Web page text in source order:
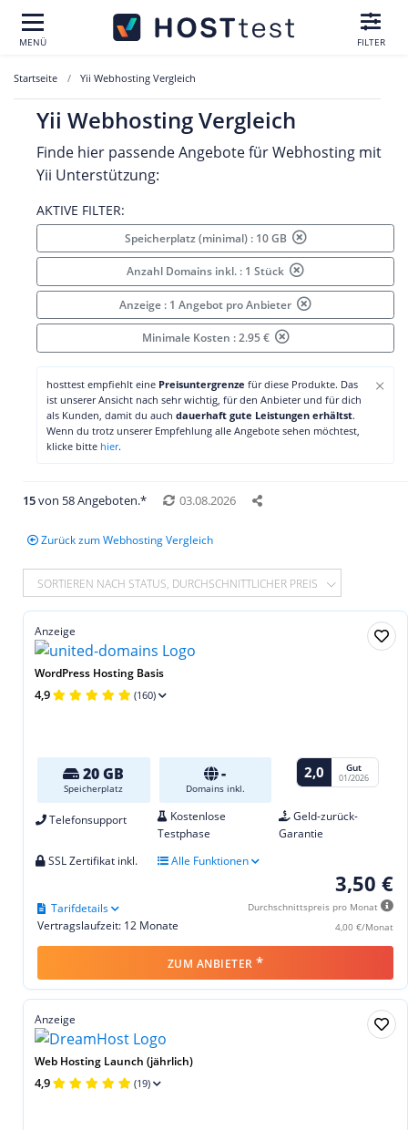
MENÜ FILTER
Startseite Yii Webhosting Vergleich
Yii Webhosting Vergleich
Finde hier passende Angebote für Webhosting mit
Yii Unterstützung:
AKTIVE FILTER:
Speicherplatz (minimal) : 10 GB
Anzahl Domains inkl. : 1 Stück
Anzeige : 1 Angebot pro Anbieter
Minimale Kosten : 2.95 €
×
hosttest empfiehlt eine Preisuntergrenze für diese Produkte. Das
ist unserer Ansicht nach sehr wichtig, für den Anbieter und für dich
als Kunden, damit du auch dauerhaft gute Leistungen erhältst.
Wenn du trotz unserer Empfehlung alle Angebote sehen möchtest,
klicke bitte hier.
15von 58 Angeboten.* 03.08.2026
Zurück zum Webhosting Vergleich
SORTIEREN NACH STATUS, DURCHSCHNITTLICHER PREIS
Anzeige
WordPress Hosting Basis
4,9 (160)
20 GB
Speicherplatz
-
Domains inkl.
2,0 Gut
01/2026
Telefonsupport
Kostenlose
Testphase
Geld-zurück-
Garantie
SSL Zertifikat inkl.
Alle Funktionen
3,50 €
Durchschnittspreis pro Monat
4,00 €/Monat
Vertragslaufzeit: 12 Monate
Tarifdetails
ZUM ANBIETER *
Anzeige
Web Hosting Launch (jährlich)
4,9 (19)